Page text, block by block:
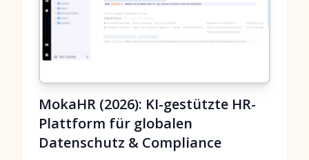
MokaHR (2026): KI-gestützte HR-
Plattform für globalen
Datenschutz & Compliance